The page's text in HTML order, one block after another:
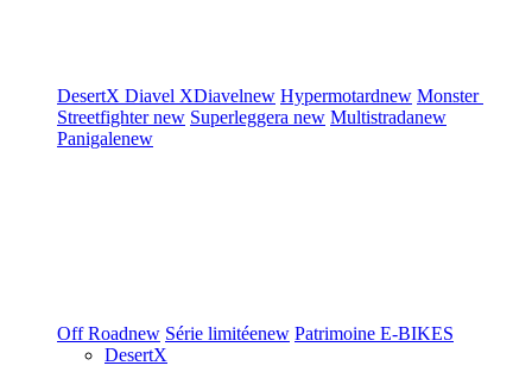
DesertX Diavel XDiavelnew Hypermotardnew Monster
Streetfighternew Superleggera new Multistradanew
Panigalenew
Off Roadnew Série limitéenew Patrimoine E-BIKES
DesertX